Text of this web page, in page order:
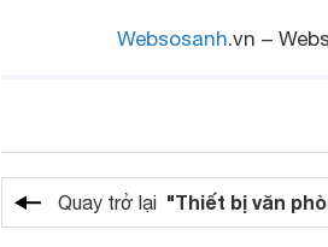
Websosanh.vn –
Quay trở lại "Thiết bị văn